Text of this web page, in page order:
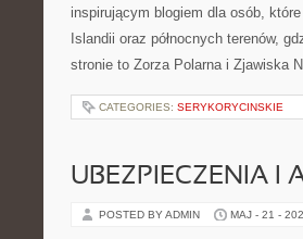
inspirującym blogiem dla osób,
Islandii oraz północnych terenów,
stronie to Zorza Polarna i Zjawiska
CATEGORIES: SERYKORYCINSKIE
UBEZPIECZENIA I
POSTED BY ADMIN MAJ - 21 -